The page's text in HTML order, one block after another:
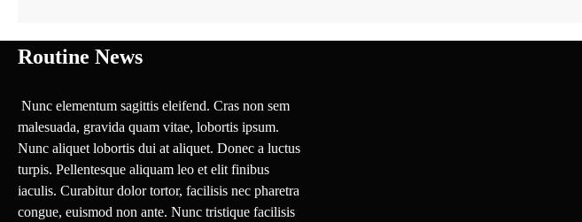
Routine News
Nunc elementum sagittis eleifend. Cras non sem
malesuada, gravida quam vitae, lobortis ipsum.
Nunc aliquet lobortis dui at aliquet. Donec a luctus
turpis. Pellentesque aliquam leo et elit finibus
iaculis. Curabitur dolor tortor, facilisis nec pharetra
congue, euismod non ante. Nunc tristique facilisis